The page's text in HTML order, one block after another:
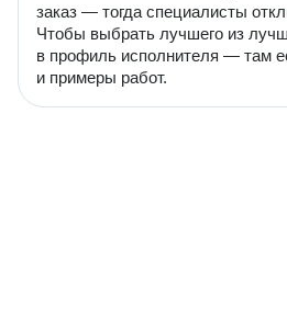
заказ — тогда специалисты
Чтобы выбрать лучшего из
в профиль исполнителя — там
и примеры работ.